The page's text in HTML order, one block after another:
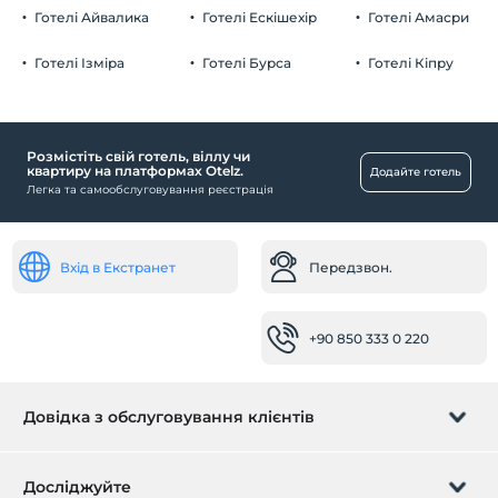
Натисніть, щоб переглянути спеціальні
Здоров'я
сімейні кімнати
Готелі Айвалика
Готелі Ізміра
Готелі Ескішехір
Готелі Бурса
Готелі Амасри
Готелі Кіпру
Розмістіть свій готель, віллу чи
квартиру на платформах Otelz.
Легка та самообслуговування реєстрація
Додайте готель
Вхід в Екстранет Передзвон.
+90 850 333 0 220
Довідка з обслуговування клієнтів
Керуйте бронюванням
Досліджуйте